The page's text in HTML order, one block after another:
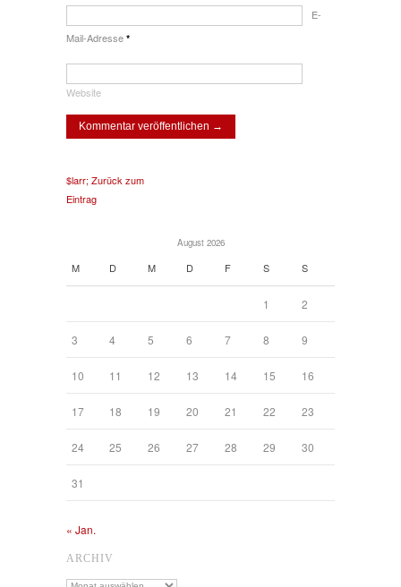
E-
Mail-Adresse *
Website
$larr; Zurück zum
Eintrag
August 2026
M D M D F S S
1 2
3 4 5 6 7 8 9
10 11 12 13 14 15 16
17 18 19 20 21 22 23
24 25 26 27 28 29 30
31
« Jan.
ARCHIV